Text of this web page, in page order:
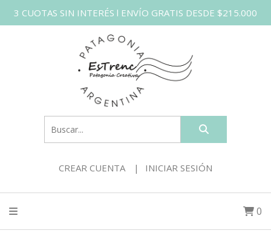
3 CUOTAS SIN INTERÉS l ENVÍO GRATIS DESDE $215.000
CREAR CUENTA INICIAR SESIÓN
0